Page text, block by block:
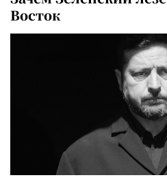
Восток